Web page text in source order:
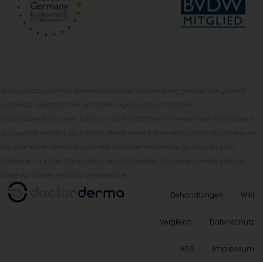
Behandlungen
Wiki
Vergleich Datenschutz
AGB Impressum